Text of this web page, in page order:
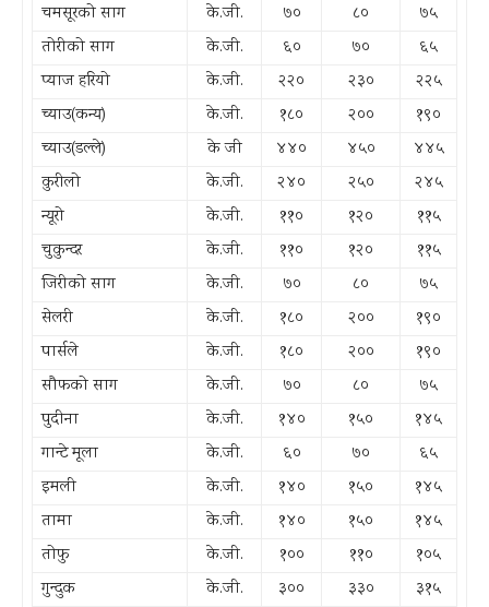
चमसूरको साग
के.जी. ७० ८०
७५
तोरीको साग
के.जी. ६० ७०
६५
प्याज हरियो
के.जी. २२० २३०
२२५
च्याउ(कन्य)
के.जी. १८० २००
१९०
च्याउ(डल्ले)
के जी ४४० ४५०
४४५
कुरीलो
के.जी. २४० २५०
२४५
न्यूरो
के.जी. ११० १२०
११५
चुकुन्दर
के.जी. ११० १२०
११५
जिरीको साग
के.जी. ७० ८०
७५
सेलरी
के.जी. १८० २००
१९०
पार्सले
के.जी. १८० २००
१९०
सौफको साग
के.जी. ७० ८०
७५
पुदीना
के.जी. १४० १५०
१४५
गान्टे मूला
के.जी. ६० ७०
६५
इमली
के.जी. १४० १५०
१४५
तामा
के.जी. १४० १५०
१४५
तोफु
के.जी. १०० ११०
१०५
गुन्दुक
के.जी. ३०० ३३० ३१५